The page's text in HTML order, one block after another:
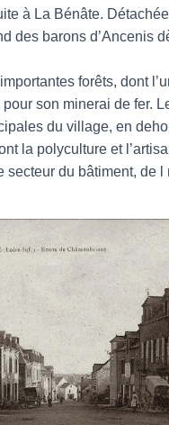
à La Bénâte.
des barons d’Ancenis
forêts, dont
son minerai de fer.
du village, en
la polyculture et
secteur du bâtiment, de l